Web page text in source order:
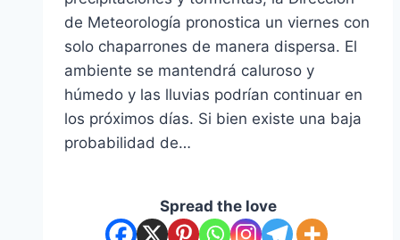
de Meteorología pronostica un viernes con
solo chaparrones de manera dispersa. El
ambiente se mantendrá caluroso y
húmedo y las lluvias podrían continuar en
los próximos días. Si bien existe una baja
probabilidad de…
Spread the love